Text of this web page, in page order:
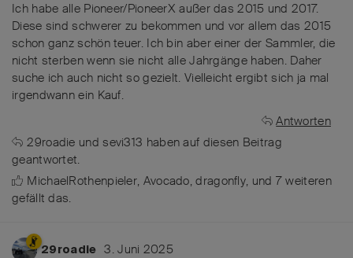
Ich habe alle Pioneer/PioneerX außer das 2015 und 2017.
Diese sind schwerer zu bekommen und vor allem das 2015
schon ganz schön teuer. Ich bin aber einer der Sammler, die
nicht sterben wenn sie nicht alle Jahrgänge haben. Daher
suche ich auch nicht so gezielt. Vielleicht ergibt sich ja mal
irgendwann ein Kauf.
Antworten
29roadie und sevi313 haben auf diesen Beitrag
geantwortet.
MichaelRothenpieler, Avocado,dragonfly, und 7 weiteren
gefällt das.
29roadie 3. Juni 2025